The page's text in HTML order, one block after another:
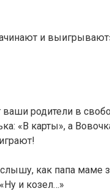
и
родители в
«В карты», а
как папа маме
и козел…»